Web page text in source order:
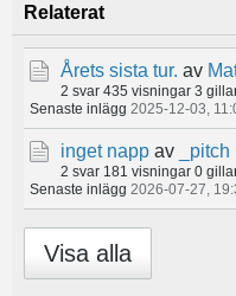
Relaterat
Årets sista tur. av
2 svar 435 visningar 3
Senaste inlägg 2025-12-03,
inget napp av _pitch
2 svar 181 visningar 0
Senaste inlägg 2026-07-27,
Visa alla